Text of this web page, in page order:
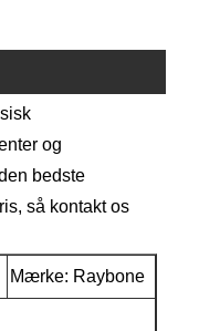
og
bedste
så kontakt os
Mærke: Raybone